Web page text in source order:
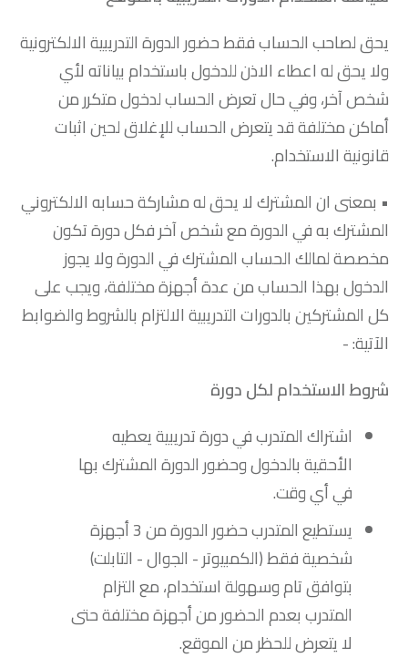
يحق لصاحب الحساب فقط حضور الدورة التدريبية الالكترونية
ولا يحق له اعطاء الاذن للدخول باستخدام بياناته لأي
شخص آخر، وفي حال تعرض الحساب لدخول متكرر من
أماكن مختلفة قد يتعرض الحساب للإغلاق لحين اثبات
قانونية الاستخدام.
• بمعنى ان المشترك لا يحق له مشاركة حسابه الالكتروني
المشترك به في الدورة مع شخص آخر فكل دورة تكون
مخصصة لمالك الحساب المشترك في الدورة ولا يجوز
الدخول بهذا الحساب من عدة أجهزة مختلفة، ويجب على
كل المشتركين بالدورات التدريبية الالتزام بالشروط والضوابط
الآتية: -
شروط الاستخدام لكل دورة
اشتراك المتدرب في دورة تدريبية يعطيه
الأحقية بالدخول وحضور الدورة المشترك بها
في أي وقت.
يستطيع المتدرب حضور الدورة من 3 أجهزة
شخصية فقط (الكمبيوتر - الجوال - التابلت)
بتوافق تام وسهولة استخدام، مع التزام
المتدرب بعدم الحضور من أجهزة مختلفة حتى
لا يتعرض للحظر من الموقع.